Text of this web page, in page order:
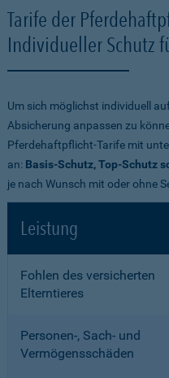
Tarife der
Individueller Schutz
Um sich möglichst individuell
Absicherung anpassen zu
Pferdehaftpflicht-Tarife mit
an: Basis-Schutz, Top-Schutz
je nach Wunsch mit oder ohne
Leistung
Fohlen des versicherten
Elterntieres
Personen-, Sach- und
Vermögensschäden